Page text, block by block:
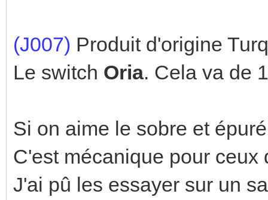
(J007) Produit d'origine
Le switch Oria. Cela va de
Si on aime le sobre et
C'est mécanique pour
J'ai pû les essayer sur un